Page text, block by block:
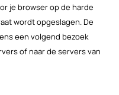
je browser op de harde
wordt opgeslagen. De
een volgend bezoek
of naar de servers van